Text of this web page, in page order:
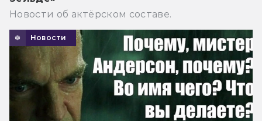
Новости об актёрском составе.
Новости